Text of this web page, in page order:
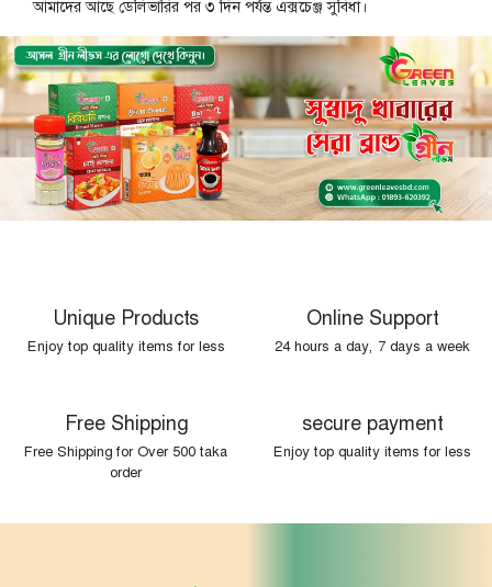
আমাদের আছে ডেলিভারির পর ৩ দিন পর্যন্ত এক্সচেঞ্জ সুবিধা।
Unique Products
Enjoy top quality items for less
Online Support
24 hours a day, 7 days a week
Free Shipping
Free Shipping for Over 500 taka
order
secure payment
Enjoy top quality items for less